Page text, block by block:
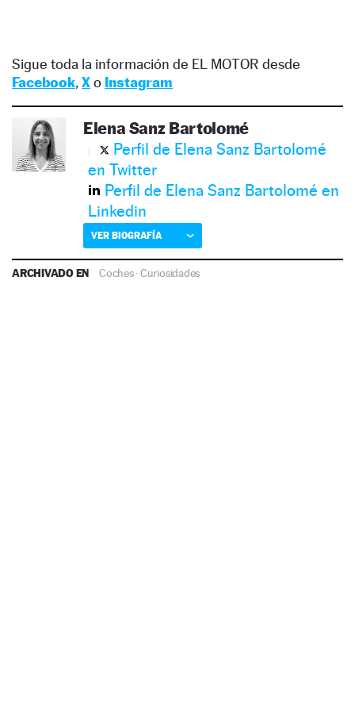
Sigue toda la información de EL MOTOR desde
Facebook, Xo Instagram
Elena Sanz Bartolomé
Perfil de Elena Sanz Bartolomé
en Twitter
Perfil de Elena Sanz Bartolomé en
Linkedin
VER BIOGRAFÍA
ARCHIVADO EN Coches·Curiosidades